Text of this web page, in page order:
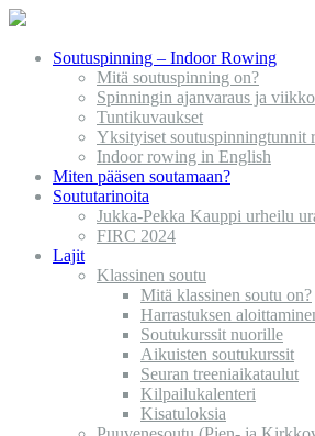
Soutuspinning – Indoor Rowing
Mitä soutuspinning on?
Spinningin ajanvaraus ja
Tuntikuvaukset
Yksityiset soutuspinningtunnit
Indoor rowing in English
Miten pääsen soutamaan?
Soututarinoita
Jukka-Pekka Kauppi urheilu
FIRC 2024
Lajit
Klassinen soutu
Mitä klassinen soutu on?
Harrastuksen
Soutukurssit nuorille
Aikuisten soutukurssit
Seuran treeniaikataulut
Kilpailukalenteri
Kisatuloksia